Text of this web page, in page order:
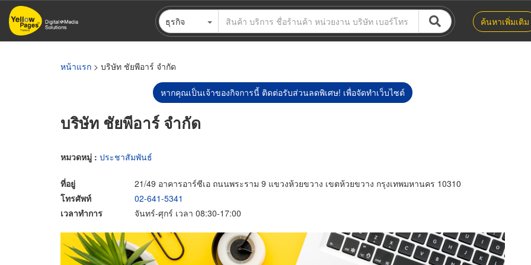
ข้าม
ไป
ธุรกิจ ค้นหาเพิ่มเติม
หน้าแรก > บริษัท ชัยพีอาร์ จำกัด
หากคุณเป็นเจ้าของกิจการนี้ ติดต่อรับส่วนลดพิเศษ! เพื่อจัดทำเว็บไซต์
บริษัท ชัยพีอาร์ จำกัด
หมวดหมู่ : ประชาสัมพันธ์
ที่อยู่
21/49 อาคารอาร์ซีเอ ถนนพระราม 9 แขวงห้วยขวาง เขตห้วยขวาง กรุงเทพมหานคร 10310
โทรศัพท์
02-641-5341
เวลาทำการ
จันทร์-ศุกร์ เวลา 08:30-17:00